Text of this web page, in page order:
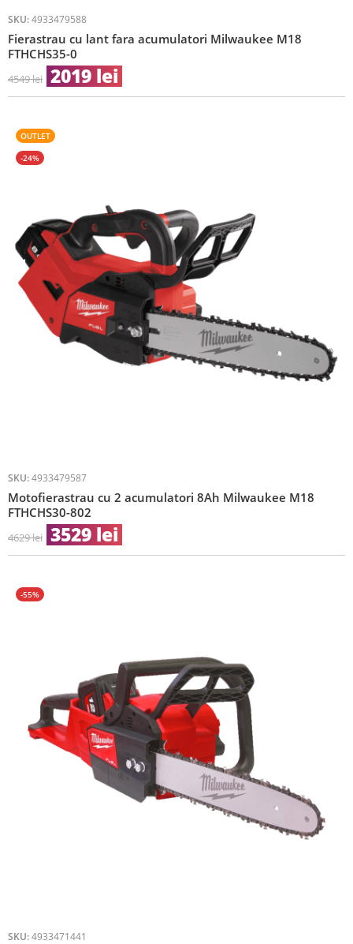
SKU: 4933479588
Fierastrau cu lant fara acumulatori Milwaukee M18
FTHCHS35-0
4549lei 2019 lei
OUTLET
-24%
SKU: 4933479587
Motofierastrau cu 2 acumulatori 8Ah Milwaukee M18
FTHCHS30-802
4629lei 3529 lei
-55%
SKU: 4933471441